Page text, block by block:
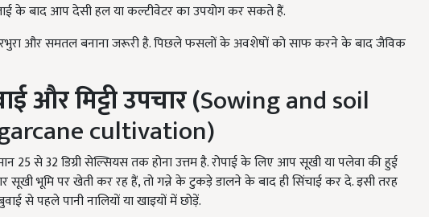
के बाद आप देसी हल या कल्टीवेटर का उपयोग कर सकते हैं.
भुरभुरा और समतल बनाना जरूरी है. पिछले फसलों के अवशेषों को साफ करने के बाद जैविक
और मिट्टी उपचार (Sowing and soil
cultivation)
25 से 32 डिग्री सेल्सियस तक होना उत्तम है. रोपाई के लिए आप सूखी या पलेवा की हुई
सूखी भूमि पर खेती कर रह हैं, तो गन्ने के टुकड़े डालने के बाद ही सिंचाई कर दे. इसी तरह
से पहले पानी नालियों या खाइयों में छोड़ें.